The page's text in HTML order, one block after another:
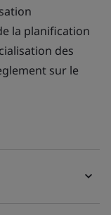
la planification
des
sur le